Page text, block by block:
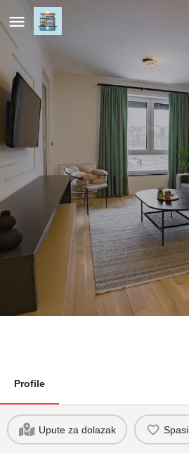
Apartman EpiLux
Profile
Upute za dolazak Spasi